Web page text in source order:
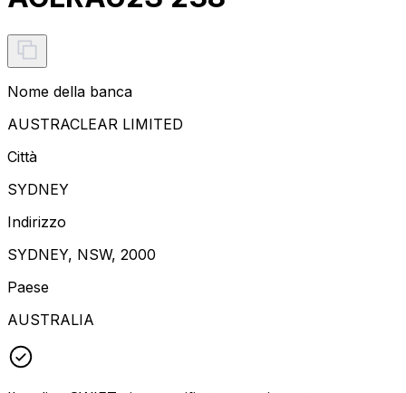
Nome della banca
AUSTRACLEAR LIMITED
Città
SYDNEY
Indirizzo
SYDNEY, NSW, 2000
Paese
AUSTRALIA